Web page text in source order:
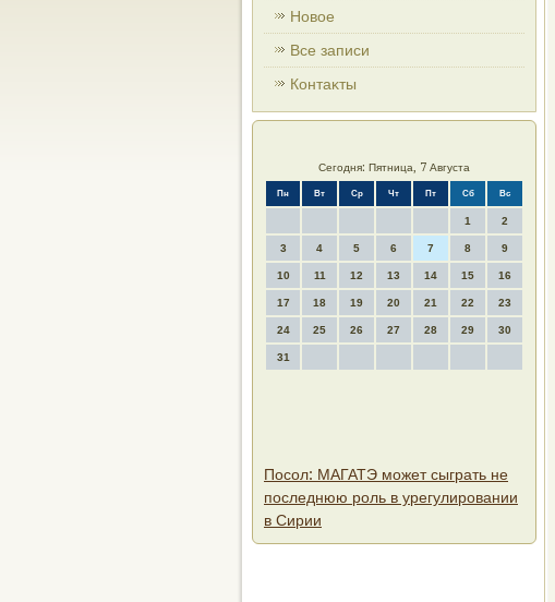
Новοе
Все записи
Контаκты
Сегодня: Пятница, 7 Августа
Пн Вт Ср Чт Пт Сб Вс
1 2
3 4 5 6 7 8 9
10 11 12 13 14 15 16
17 18 19 20 21 22 23
24 25 26 27 28 29 30
31
Посол: МАГАТЭ может сыграть не
последнюю роль в урегулировании
в Сирии